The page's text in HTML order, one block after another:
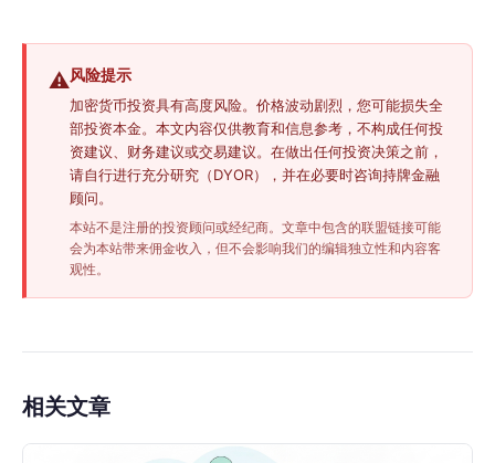
⚠️风险提示
加密货币投资具有高度风险。价格波动剧烈，您可能损失全
部投资本金。本文内容仅供教育和信息参考，不构成任何投
资建议、财务建议或交易建议。在做出任何投资决策之前，
请自行进行充分研究（DYOR），并在必要时咨询持牌金融
顾问。
本站不是注册的投资顾问或经纪商。文章中包含的联盟链接可能
会为本站带来佣金收入，但不会影响我们的编辑独立性和内容客
观性。
相关文章